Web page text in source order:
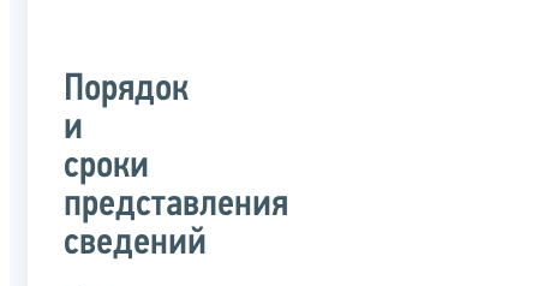
Порядок
и
сроки
представления
сведений